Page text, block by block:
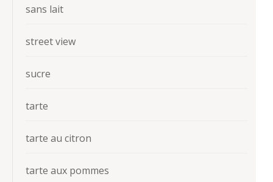
sans lait
street view
sucre
tarte
tarte au citron
tarte aux pommes